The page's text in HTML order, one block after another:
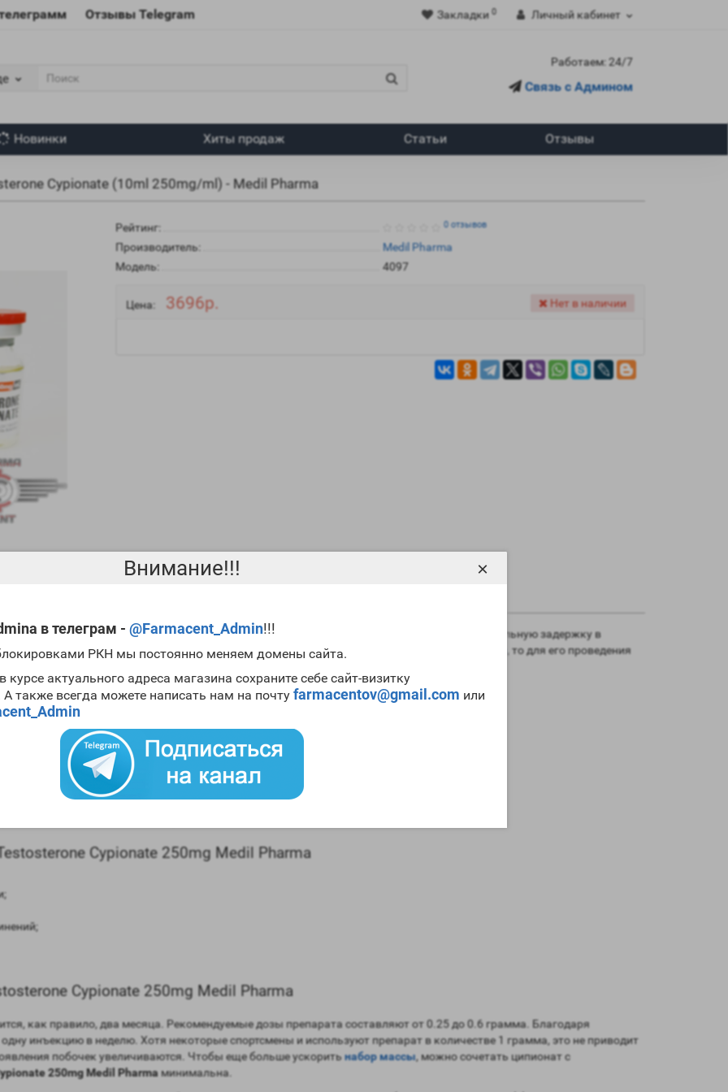
Внимание!!!
в телеграм - @Farmacent_Admin!!!
РКН мы постоянно меняем домены сайта.
актуального адреса магазина сохраните себе сайт-визитку
А также всегда можете написать нам на почту farmacentov@gmail.com или
×
Отзывы Telegram Закладки 0 Личный кабинет
Работаем: 24/7
Связь с Админом
Новинки Хиты продаж Статьи Отзывы
Cypionate (10ml 250mg/ml) - Medil Pharma
Рейтинг: 0 отзывов
Производитель:
Medil Pharma
Модель:
4097
Цена: 3696р. Нет в наличии
является именно ципионат. Это хорошо в плане его силы, но в то же время вызывает сильную задержку в
в сочетании с другими ААС. Если вам необходиммощный массонаборный цикл
, то для его проведения
250mg Medil Pharma
мужским гормоном;
с мужским гормоном;
(ароматизация) – высокая;
дней;
с помощью допинг теста – три месяца.
Cypionate 250mg Medil Pharma
Cypionate 250mg Medil Pharma
как правило, два месяца. Рекомендуемые дозы препарата составляют от 0.25 до 0.6 грамма. Благодаря
инъекцию в неделю. Хотя некоторые спортсмены и используют препарат в количестве 1 грамма, это не приводит
побочек увеличиваются. Чтобы еще больше ускоритьнабор массы, можно сочетать ципионат с
250mg Medil Pharmaминимальна.